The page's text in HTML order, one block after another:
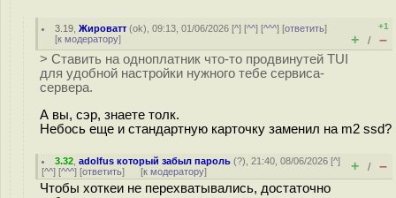
3.19 ,Жироватт (ok), 09:13, 01/06/2026 [^] [^^] [^^^] [ответить]
[к модератору]
+1
+ / –
> Ставить на одноплатник что-то продвинутей TUI
для удобной настройки нужного тебе сервиса-
сервера.
А вы, сэр, знаете толк.
Небось еще и стандартную карточку заменил на m2 ssd?
3.32 ,adolfus который забыл пароль (?), 21:40, 08/06/2026 [^]
[^^] [^^^] [ответить] [к модератору] + / –
Чтобы хоткеи не перехватывались, достаточно